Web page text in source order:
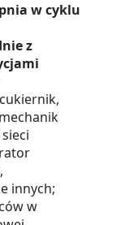
w cyklu
z
innych;
w